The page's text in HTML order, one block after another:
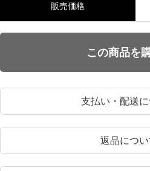
販売価格
この商品を
支払い・配送
返品につい